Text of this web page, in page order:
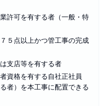
許可を有する者（一般・特
５点以上かつ管工事の完成
支店等を有する者
資格を有する自社正社員
者）を本工事に配置できる